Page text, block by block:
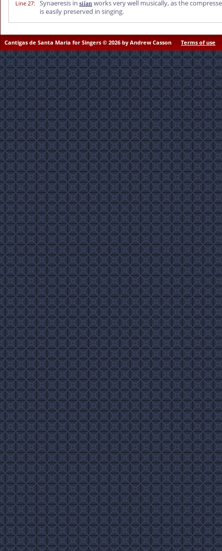
Line 27: Synaeresis in siían works very well musically, as the
is easily preserved in singing.
Cantigas de Santa Maria for Singers © 2026 by Andrew Casson Terms of use